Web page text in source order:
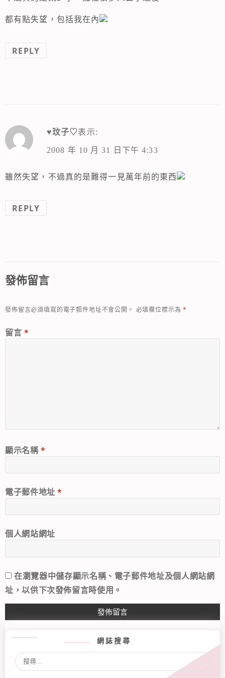
都有點失望，包括我在內
REPLY
♥玟子♡表示:
2008 年 10 月 31 日下午 4:33
雖然失望，不過真的是難得一見萬年前的東西
REPLY
發佈留言
發佈留言必須填寫的電子郵件地址不會公開。 必填欄位標示為*
留言 *
顯示名稱*
電子郵件地址*
個人網站網址
在瀏覽器中儲存顯示名稱、電子郵件地址及個人網站網
址，以供下次發佈留言時使用。
網誌搜尋